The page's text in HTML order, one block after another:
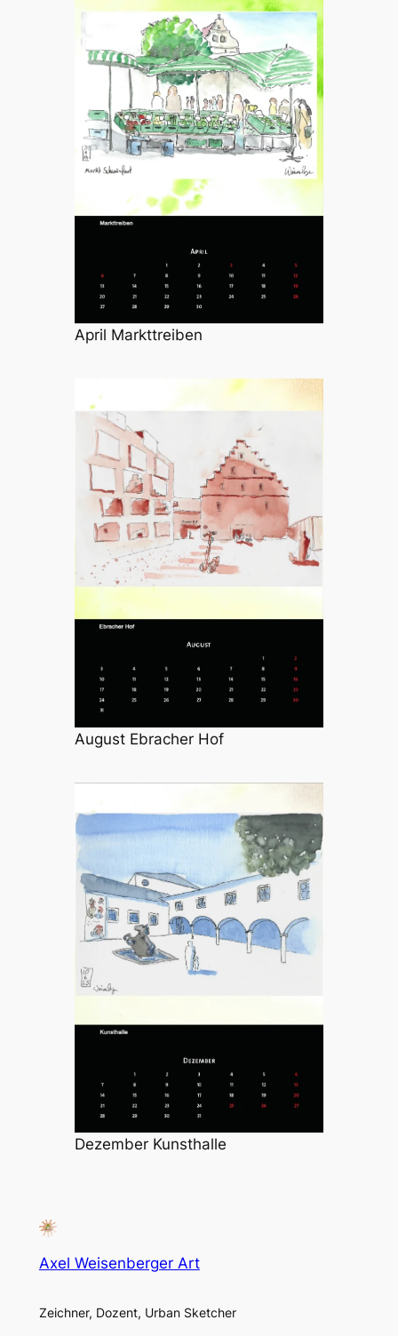
April Markttreiben
August Ebracher Hof
Dezember Kunsthalle
Axel Weisenberger Art
Zeichner, Dozent, Urban Sketcher